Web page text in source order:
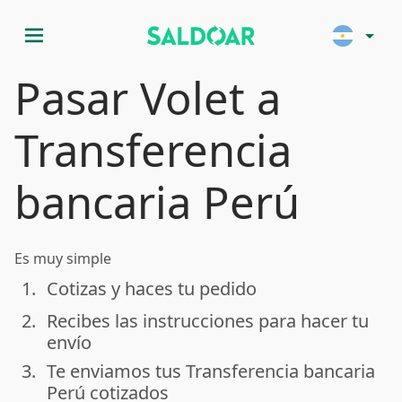
menu arrow_drop_down
Pasar Volet a
Transferencia
bancaria Perú
Es muy simple
done
1. Cotizas y haces tu pedido
done
2. Recibes las instrucciones para hacer tu
envío
done
3. Te enviamos tus Transferencia bancaria
Perú cotizados